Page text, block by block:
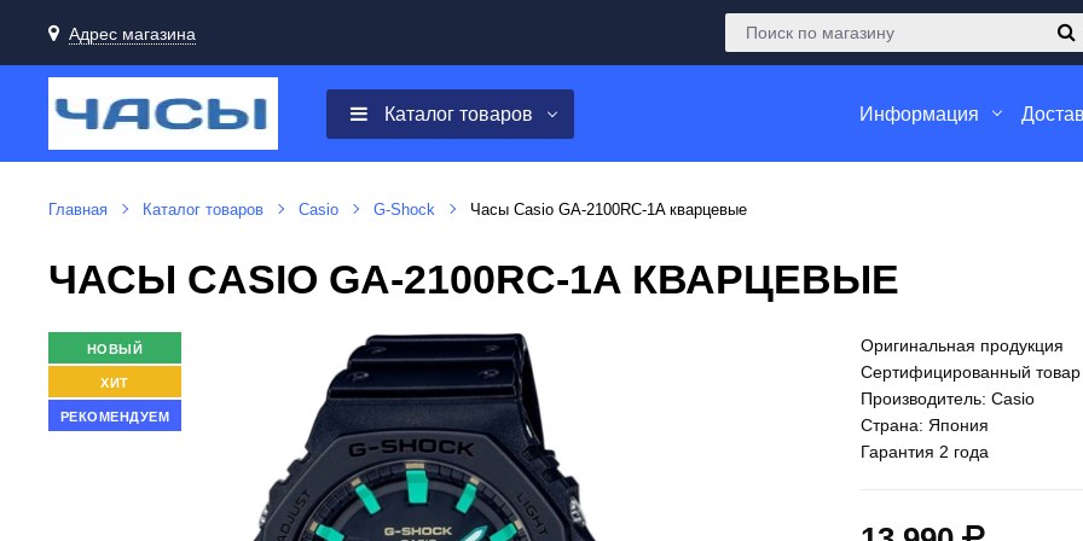
Адрес магазина
Каталог товаров Информация
Главная Каталог товаров Casio G-Shock Часы Casio GA-2100RC-1A кварцевые
ЧАСЫ CASIO GA-2100RC-1A КВАРЦЕВЫЕ
НОВЫЙ
ХИТ
РЕКОМЕНДУЕМ
Оригинальная продукция
Сертифицированный
Производитель: Casio
Страна: Япония
Гарантия 2 года